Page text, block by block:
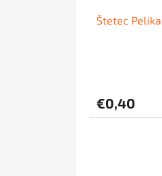
Štetec
€0,40